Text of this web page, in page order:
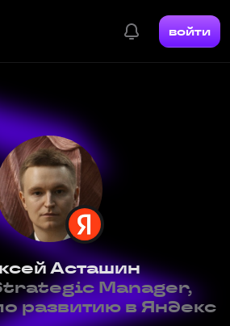
войти
Асташин
Manager,
развитию в Яндекс